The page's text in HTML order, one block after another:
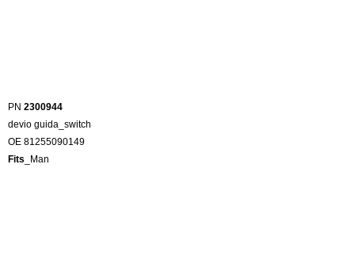
PN 2300944
devio guida_switch
OE 81255090149
Fits _Man